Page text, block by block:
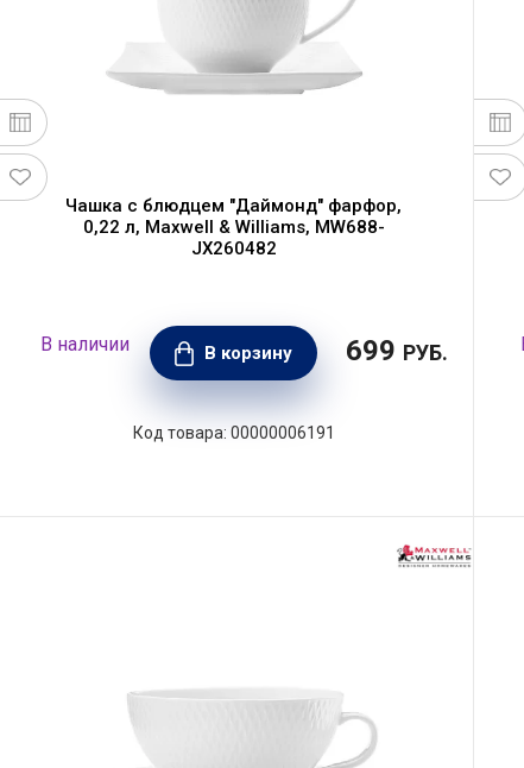
Чашка с блюдцем "Даймонд" фарфор,
0,22 л, Maxwell & Williams, MW688-
JX260482
В корзину 699 РУБ.
00000006191